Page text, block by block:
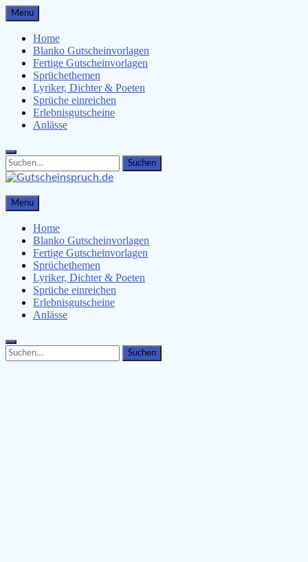
Skip
to
content
Menu
Home
Blanko Gutscheinvorlagen
Fertige Gutscheinvorlagen
Sprüchethemen
Lyriker, Dichter & Poeten
Sprüche einreichen
Erlebnisgutscheine
Anlässe
Search
for:
Search
Gutscheinspruch.de
Gutscheinsprüche & Gutscheinvorlagen finden
Menu
Home
Blanko Gutscheinvorlagen
Fertige Gutscheinvorlagen
Sprüchethemen
Lyriker, Dichter & Poeten
Sprüche einreichen
Erlebnisgutscheine
Anlässe
Search
for:
Search